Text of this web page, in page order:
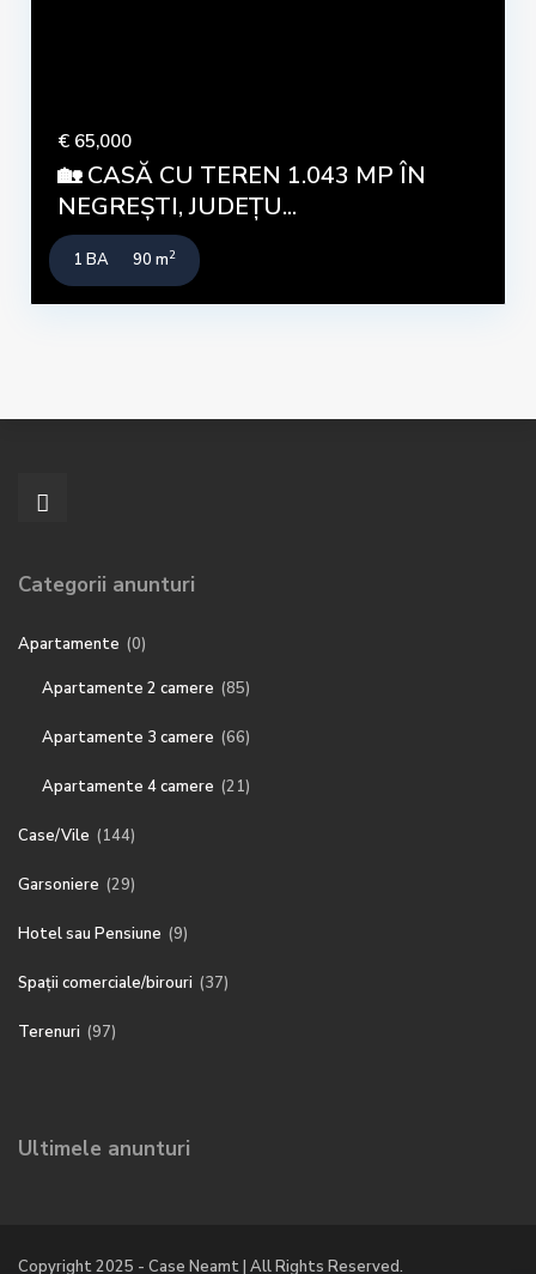
€ 65,000
🏡 CASĂ CU TEREN 1.043 MP ÎN
NEGREȘTI, JUDEȚU...
1 BA 90 m2
Categorii anunturi
Apartamente (0)
Apartamente 2 camere (85)
Apartamente 3 camere (66)
Apartamente 4 camere (21)
Case/Vile (144)
Garsoniere (29)
Hotel sau Pensiune (9)
Spații comerciale/birouri (37)
Terenuri (97)
Ultimele anunturi
Copyright 2025 - Case Neamt | All Rights Reserved.